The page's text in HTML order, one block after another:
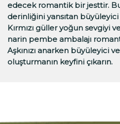
edecek romantik bir jesttir. Bu
derinliğini yansıtan
Kırmızı güller yoğun sevgiyi
narin pembe ambalajı
Aşkınızı anarken büyüleyici
oluşturmanın keyfini çıkarın.